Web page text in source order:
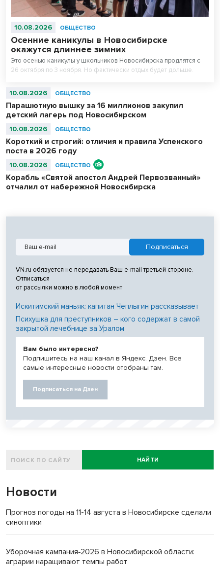
10.08.2026 ОБЩЕСТВО
Осенние каникулы в Новосибирске
окажутся длиннее зимних
Это осенью каникулы у школьников Новосибирска продлятся с
26 октября по 3 ноября. Но фактически отдых будет дольше.
10.08.2026 ОБЩЕСТВО
Парашютную вышку за 16 миллионов закупил
детский лагерь под Новосибирском
10.08.2026 ОБЩЕСТВО
Короткий и строгий: отличия и правила Успенского
поста в 2026 году
10.08.2026 ОБЩЕСТВО
Корабль «Святой апостол Андрей Первозванный»
отчалил от набережной Новосибирска
VN.ru обязуется не передавать Ваш e-mail третьей стороне.
Отписаться
от рассылки можно в любой момент
Искитимский маньяк: капитан Чеплыгин рассказывает
Психушка для преступников – кого содержат в самой
закрытой лечебнице за Уралом
Вам было интересно?
Подпишитесь на наш канал в Яндекс. Дзен. Все
самые интересные новости отобраны там.
Подписаться на Дзен
НАЙТИ
Новости
Прогноз погоды на 11-14 августа в Новосибирске сделали
синоптики
Уборочная кампания‑2026 в Новосибирской области:
аграрии наращивают темпы работ